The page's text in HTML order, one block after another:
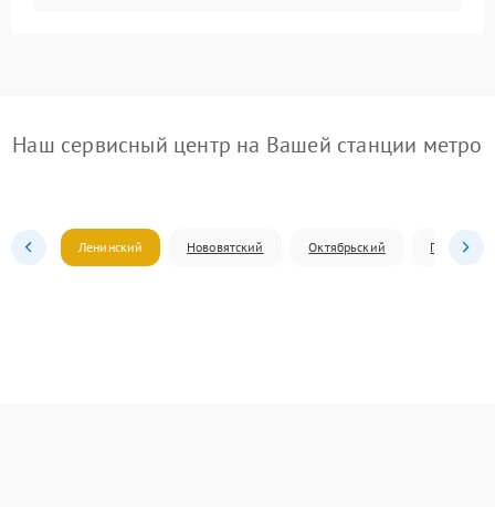
Наш сервисный центр на Вашей станции метро
Ленинский Нововятский Октябрьский